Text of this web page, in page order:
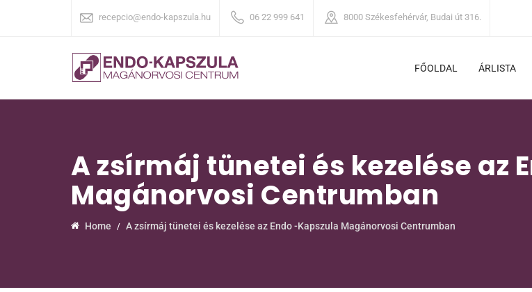
recepcio@endo-kapszula.hu 06 22 999 641 8000 Székesfehérvár, Budai út 316.
FŐOLDAL ÁRLISTA
A zsírmáj tünetei és kezelése az
Magánorvosi Centrumban
Home A zsírmáj tünetei és kezelése az Endo -Kapszula Magánorvosi Centrumban